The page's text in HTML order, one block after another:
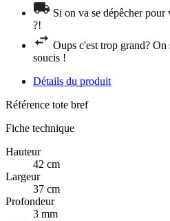
Si on va se dépêcher
?!
Oups c'est trop grand? On
soucis !
Détails du produit
Référence tote bref
Fiche technique
Hauteur
42 cm
Largeur
37 cm
Profondeur
3 mm